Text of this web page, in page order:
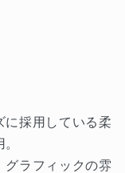
に採用している柔
グラフィックの雰